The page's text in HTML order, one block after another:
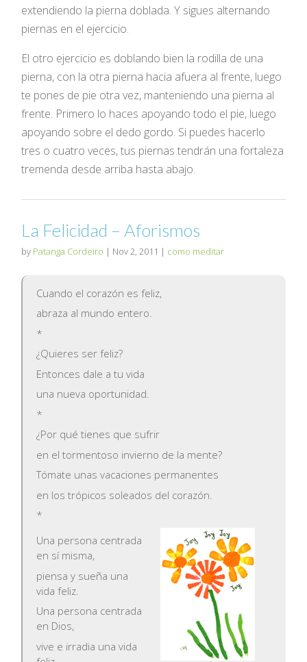
extendiendo la pierna doblada. Y sigues alternando
piernas en el ejercicio.
El otro ejercicio es doblando bien la rodilla de una
pierna, con la otra pierna hacia afuera al frente, luego
te pones de pie otra vez, manteniendo una pierna al
frente. Primero lo haces apoyando todo el pie, luego
apoyando sobre el dedo gordo. Si puedes hacerlo
tres o cuatro veces, tus piernas tendrán una fortaleza
tremenda desde arriba hasta abajo.
La Felicidad – Aforismos
by Patanga Cordeiro | Nov 2, 2011 | como meditar
Cuando el corazón es feliz,
abraza al mundo entero.
*
¿Quieres ser feliz?
Entonces dale a tu vida
una nueva oportunidad.
*
¿Por qué tienes que sufrir
en el tormentoso invierno de la mente?
Tómate unas vacaciones permanentes
en los trópicos soleados del corazón.
*
Una persona centrada
en sí misma,
piensa y sueña una
vida feliz.
Una persona centrada
en Dios,
vive e irradia una vida